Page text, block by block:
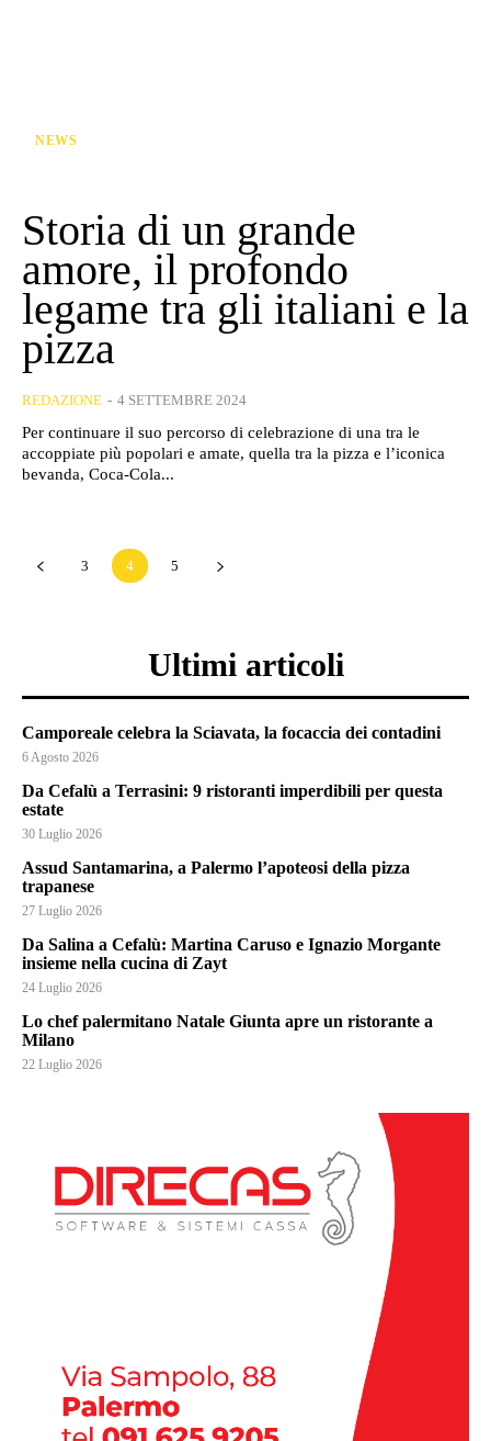
NEWS
Storia di un grande
amore, il profondo
legame tra gli italiani e la
pizza
REDAZIONE - 4 SETTEMBRE 2024
Per continuare il suo percorso di celebrazione di una tra le
accoppiate più popolari e amate, quella tra la pizza e l’iconica
bevanda, Coca-Cola...
3 4 5
Ultimi articoli
Camporeale celebra la Sciavata, la focaccia dei contadini
6 Agosto 2026
Da Cefalù a Terrasini: 9 ristoranti imperdibili per questa
estate
30 Luglio 2026
Assud Santamarina, a Palermo l’apoteosi della pizza
trapanese
27 Luglio 2026
Da Salina a Cefalù: Martina Caruso e Ignazio Morgante
insieme nella cucina di Zayt
24 Luglio 2026
Lo chef palermitano Natale Giunta apre un ristorante a
Milano
22 Luglio 2026